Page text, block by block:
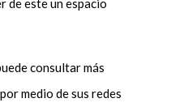
de este un espacio
consultar más
medio de sus redes